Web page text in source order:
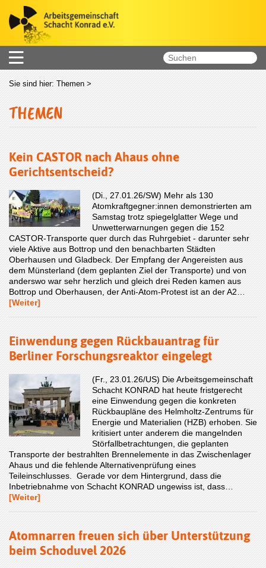
Sie sind hier: Themen >
THEMEN
Kein CASTOR nach Ahaus ohne
Gerichtsentscheid?
(Di., 27.01.26/SW) Mehr als 130
Atomkraftgegner:innen demonstrierten am
Samstag trotz spiegelglatter Wege und
Unwetterwarnungen gegen die 152
CASTOR-Transporte quer durch das Ruhrgebiet - darunter sehr
viele Aktive aus Bottrop und den benachbarten Städten
Oberhausen und Gladbeck. Der Empfang der Angereisten aus
dem Münsterland (dem geplanten Ziel der Transporte) und von
anderswo war sehr herzlich und gleich drei Reden kamen aus
Bottrop und Oberhausen, der Anti-Atom-Protest ist an der A2…
[Weiter]
Einwendung gegen Rückbauantrag für
Berliner Forschungsreaktor eingelegt
(Fr., 23.01.26/US) Die Arbeitsgemeinschaft
Schacht KONRAD hat heute fristgerecht
eine Einwendung gegen die konkreten
Rückbaupläne des Helmholtz-Zentrums für
Energie und Materialien (HZB) erhoben. Sie
kritisiert unter anderem die mangelnden
Störfallbetrachtungen, die geplanten
Transporte der bestrahlten Brennelemente in das Zwischenlager
Ahaus und die fehlende Alternativenprüfung eines
Teileinschlusses. Gerade vor dem Hintergrund, dass die
Inbetriebnahme von Schacht KONRAD ungewiss ist, dass…
[Weiter]
Atomnarren freuen sich über Unterstützung
beim Schoduvel 2026